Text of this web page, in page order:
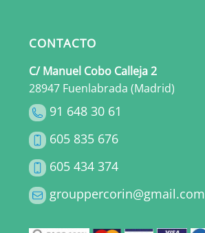
CONTACTO
C/ Manuel Cobo Calleja 2
28947 Fuenlabrada (Madrid)
91 648 30 61
605 835 676
605 434 374
grouppercorin@gmail.com